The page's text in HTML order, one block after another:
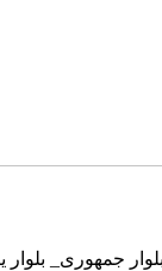
بلوار جمهوری_